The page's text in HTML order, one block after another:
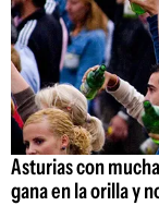
Asturias con
gana en la orilla y